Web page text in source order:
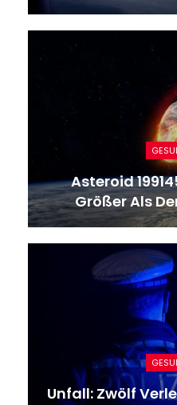
Asteroid
Größer Als
Unfall: Zwölf